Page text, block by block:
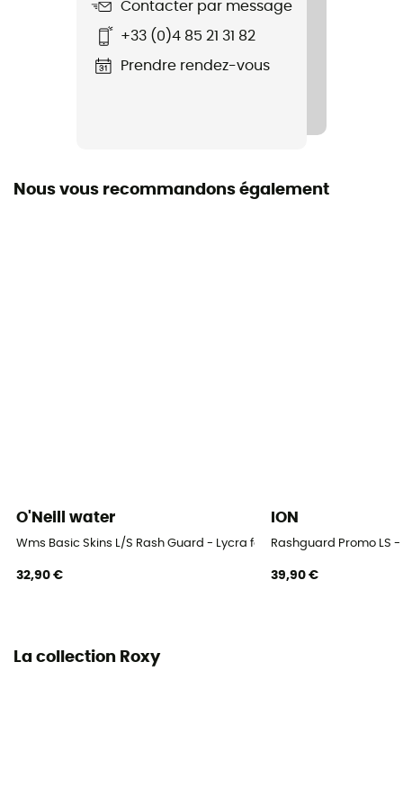
Contacter par message
+33 (0)4 85 21 31 82
Prendre rendez-vous
Nous vous recommandons également
O'Neill water
Wms Basic Skins L/S Rash Guard - Lycra femme
32,90 €
ION
Rashguard Promo LS
39,90 €
La collection Roxy